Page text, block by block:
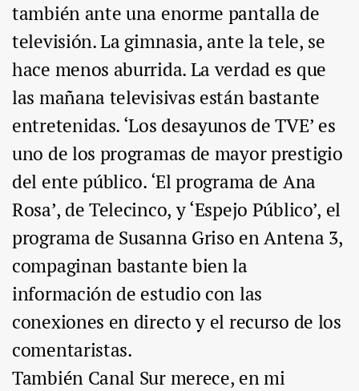
también ante una enorme pantalla de
televisión. La gimnasia, ante la tele, se
hace menos aburrida. La verdad es que
las mañana televisivas están bastante
entretenidas. ‘Los desayunos de TVE’ es
uno de los programas de mayor prestigio
del ente público. ‘El programa de Ana
Rosa’, de Telecinco, y ‘Espejo Público’, el
programa de Susanna Griso en Antena 3,
compaginan bastante bien la
información de estudio con las
conexiones en directo y el recurso de los
comentaristas.
También Canal Sur merece, en mi